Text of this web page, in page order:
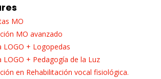
MO
MO avanzado
LOGO + Logopedas
LOGO + Pedagogía de la Luz
en Rehabilitación vocal fisiológica.